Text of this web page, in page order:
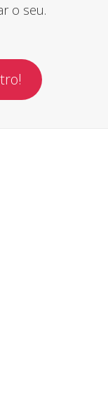
o seu.